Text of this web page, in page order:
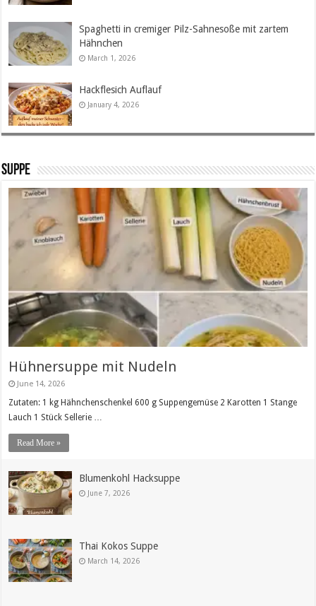
Spaghetti in cremiger Pilz-Sahnesoße mit zartem
Hähnchen
March 1, 2026
Hackflesich Auflauf
January 4, 2026
SUPPE
Hühnersuppe mit Nudeln
June 14, 2026
Zutaten: 1 kg Hähnchenschenkel 600 g Suppengemüse 2 Karotten 1 Stange
Lauch 1 Stück Sellerie …
Read More »
Blumenkohl Hacksuppe
June 7, 2026
Thai Kokos Suppe
March 14, 2026